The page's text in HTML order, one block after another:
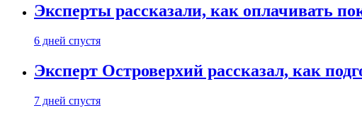
Эксперты рассказали, как оплачивать
6 дней спустя
Эксперт Островерхий рассказал, как
7 дней спустя